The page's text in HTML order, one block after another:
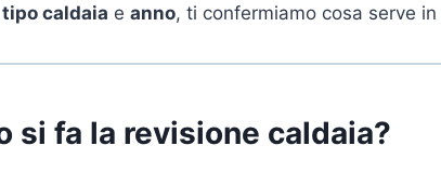
tipo caldaia e anno, ti confermiamo cosa serve
si fa la revisione caldaia?